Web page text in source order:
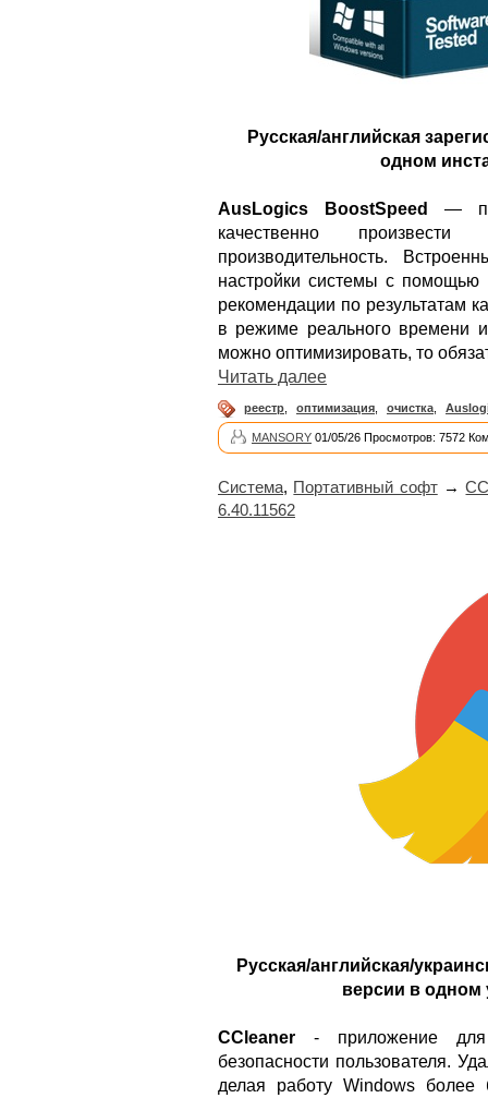
Русская/английская
одном
AusLogics BoostSpeed
—
качественно
производительность.
настройки системы с помощью
рекомендации по результатам
в режиме реального времени и
можно оптимизировать, то
Читать далее
реестр оптимизация очистка
MANSORY 01/05/26 Просмотров: 7572
Система, Портативный софт→
6.40.11562
Русская/английская/
версии в одном
CCleaner - приложение для
безопасности пользователя.
делая работу Windows